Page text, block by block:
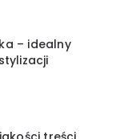
– idealny